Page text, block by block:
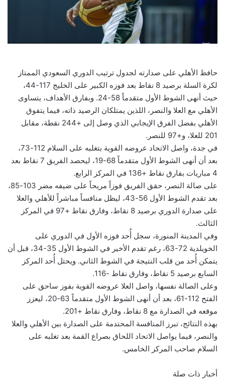
حافظ الأهلي على صدارته لجدول ترتيب الدوري السعودي الممتاز
لكرة السلة برصيد 8 نقاط بعد فوزه الكبير على الخليج 117-44،
حيث أنهى الشوط الأول متقدماً 58-24. وبفارق الأهداف، يتساوى
الأهلي مع العلا والنصر، اللذين يمتلكان الرصيد ذاته، فيما يتفوق
الأهلي بفضل الفرق الإيجابي الذي وصل إلى +244 نقطة، مقابل
201 للعلا، و+97 للنصر.
في جدة، واصل الاتحاد عروضه القوية بتغلبه على السلام 112-73،
بعد أن أنهى الشوط الأول متقدماً 68-19، ليحصد الفريق 7 نقاط بعد
4 مباريات بفارق نقاط +136 في المركز الرابع.
على صالة النصر، حقق الفريق فوزاً مريحاً على ضيفه مضر 103-85،
بعد تقدم الشوط الأول 56-43، ليظل منافساً مباشراً للأهلي والعلا
على صدارة الدوري برصيد 8 نقاط، وفارق نقاط +97 في المركز
الثالث.
وفي المدينة المنورة، سجل أُحد فوزه الأول في الدوري على
الخويلدية 72-63، رغم تقدم الأخير في الشوط الأول 35-34، قبل أن
يتمكن أُحد من قلب النتيجة في الشوط الثاني. ويحتل أُحد المركز
السابع برصيد 5 نقاط، وفارق نقاط -116.
وعلى الصالة نفسها، واصل العلا عروضه القوية بفوز ساحق على
الفتح 112-61، بعد أن أنهى الشوط الأول متقدماً 63-20، ليعزز
موقعه في الصدارة مع 8 نقاط، وفارق نقاط +201.
بهذه النتائج، تبرز المنافسة المحتدمة على الصدارة بين الأهلي والعلا
والنصر، فيما يواصل الاتحاد اللحاق بصراع القمة بعد تغلبه على
السلام صاحب المركز الخامس.
أخبار ذات صلة